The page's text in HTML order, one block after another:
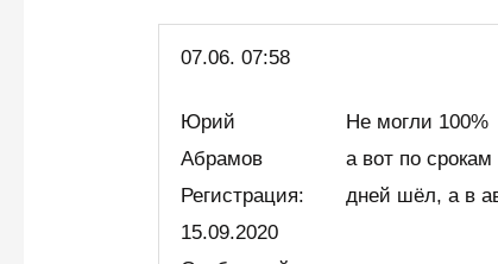
07.06. 07:58
Юрий
Абрамов
Регистрация:
15.09.2020
Не могли 100%
а вот по
дней шёл, а в